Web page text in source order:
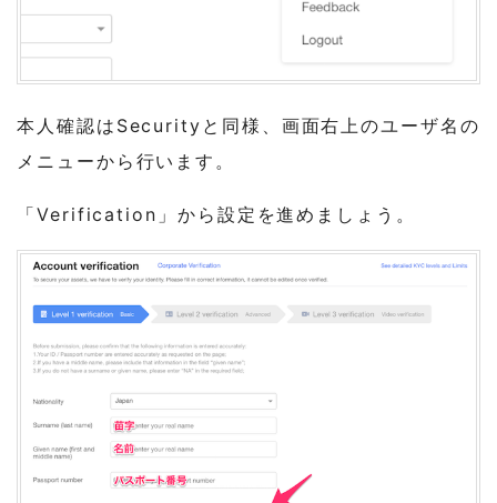
本人確認はSecurityと同様、画面右上のユーザ名の
メニューから行います。
「Verification」から設定を進めましょう。